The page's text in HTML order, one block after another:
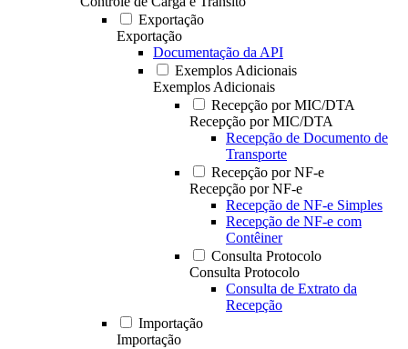
Exportação
Exportação
Documentação da API
Exemplos Adicionais
Exemplos Adicionais
Recepção por MIC/DTA
Recepção por MIC/DTA
Recepção de Documento de
Transporte
Recepção por NF-e
Recepção por NF-e
Recepção de NF-e Simples
Recepção de NF-e com
Contêiner
Consulta Protocolo
Consulta Protocolo
Consulta de Extrato da
Recepção
Importação
Importação